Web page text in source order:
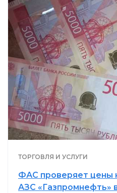
ТОРГОВЛЯ И УСЛУГИ
ФАС проверяет цены
АЗС «Газпромнефть»